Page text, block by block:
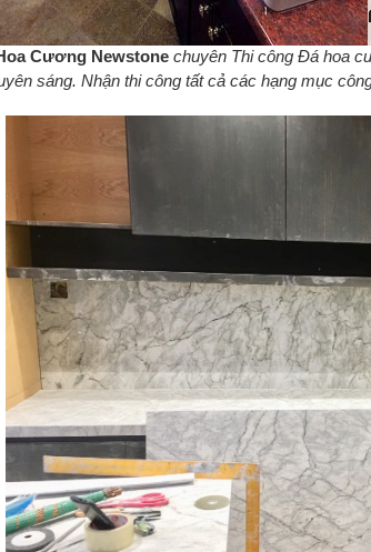
Cương Newstone chuyên Thi công Đá hoa
sáng. Nhận thi công tất cả các hạng mục